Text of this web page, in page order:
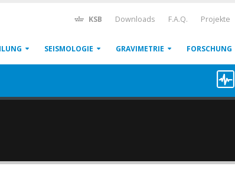
KSB Downloads F.A.Q. Projekte
SEISMOLOGIE GRAVIMETRIE FORSCHUNG